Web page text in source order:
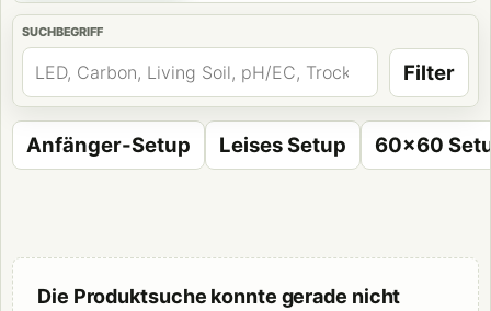
SUCHBEGRIFF
Filter
Anfänger-Setup Leises Setup 60x60
Die Produktsuche konnte gerade nicht